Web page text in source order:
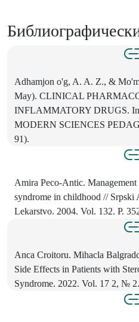
Adhamjon o'g, A. A. Z., &
May). CLINICAL
INFLAMMATORY DRUGS.
MODERN SCIENCES
91).
Amira Peco-Antic.
syndrome in childhood //
Lekarstvo. 2004. Vol. 132. P.
Anca Croitoru. Mihacla
Side Effects in Patients with
Syndrome. 2022. Vol. 17 2, №